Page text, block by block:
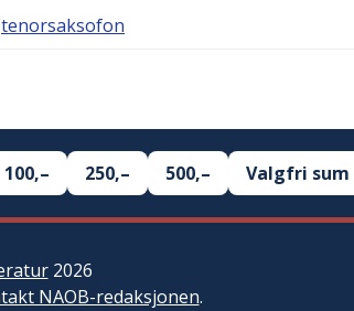
tenorsaksofon
100,– 250,– 500,– Valgfri sum
2026
NAOB-redaksjonen.